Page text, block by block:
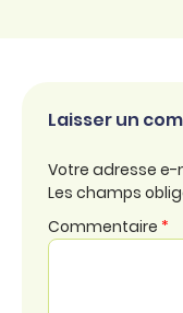
Laisser un
Votre adresse
Les champs
Commentaire *